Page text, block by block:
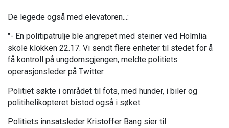
De legede også med elevatoren...:
"- En politipatrulje ble angrepet med steiner ved Holmlia
skole klokken 22.17. Vi sendt flere enheter til stedet for å
få kontroll på ungdomsgjengen, meldte politiets
operasjonsleder på Twitter.
Politiet søkte i området til fots, med hunder, i biler og
politihelikopteret bistod også i søket.
Politiets innsatsleder Kristoffer Bang sier til